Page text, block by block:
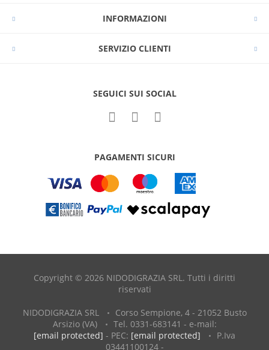
INFORMAZIONI
SERVIZIO CLIENTI
SEGUICI SUI SOCIAL
PAGAMENTI SICURI
Copyright © 2026 NIDODIGRAZIA SRL. Tutti i diritti
riservati
NIDODIGRAZIA SRL
Corso Sempione, 4 - 21052 Busto
Arsizio (VA)
Tel. 0331-683141 - e-mail:
[email protected] - PEC: [email protected]
P.Iva
03441100124 -